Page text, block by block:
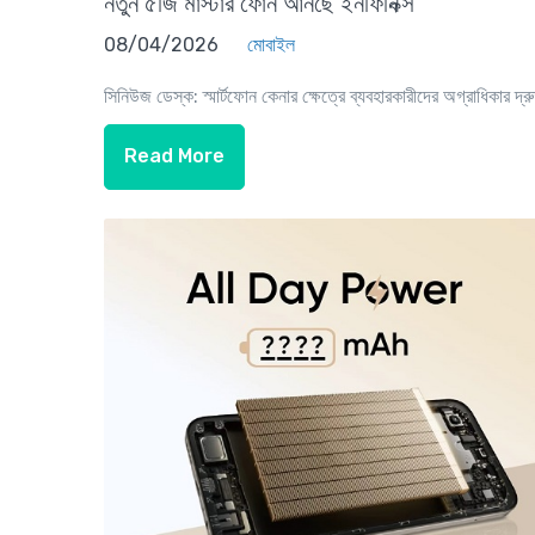
08/04/2026 মোবাইল
সিনিউজ ডেস্ক: স্মার্টফোন কেনার ক্ষেত্রে ব্যবহারকারীদের অগ্রাধিকার
Read More